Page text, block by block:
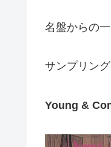
名盤からの
サンプリン
Young &